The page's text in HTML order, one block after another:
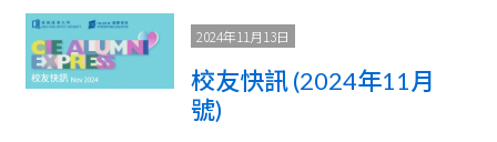
2024年11月13日
校友快訊 (2024年11月
號)